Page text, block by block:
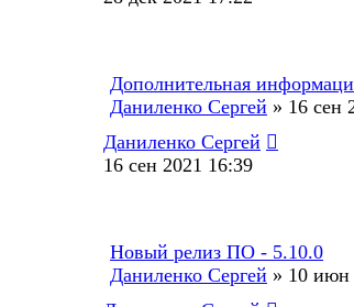
Дополнительная
Даниленко Сергей » 16 сен
Даниленко Сергей
16 сен 2021 16:39
Новый релиз ПО - 5.10.0
Даниленко Сергей » 10 июн